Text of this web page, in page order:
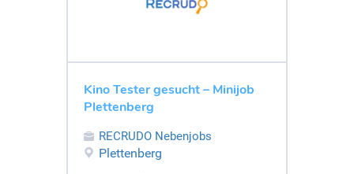
Kino Tester gesucht – Minijob
Plettenberg
RECRUDO Nebenjobs
Plettenberg